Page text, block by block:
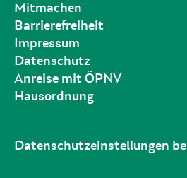
Mitmachen
Barrierefreiheit
Impressum
Datenschutz
Anreise mit ÖPNV
Hausordnung
Datenschutzeinstellungen